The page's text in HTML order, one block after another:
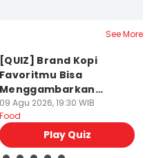
See More
[QUIZ] Brand Kopi
Favoritmu Bisa
Menggambarkan
Kepribadianmu Lho!
09 Agu 2026, 19:30 WIB
Food
Play Quiz